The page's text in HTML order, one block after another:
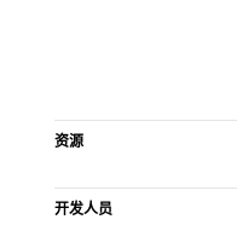
资源
开发人员